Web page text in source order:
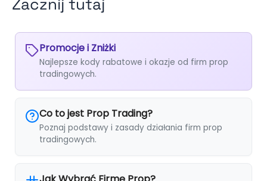
Zacznij tutaj
Promocje i Zniżki
Najlepsze kody rabatowe i okazje od firm prop
tradingowych.
Co to jest Prop Trading?
Poznaj podstawy i zasady działania firm prop
tradingowych.